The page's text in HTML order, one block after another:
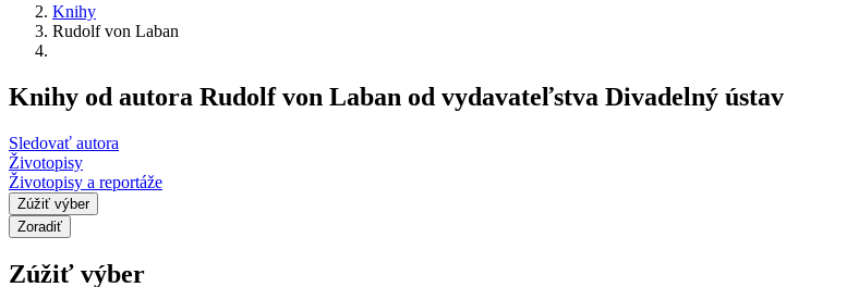
Knihy
Rudolf von Laban
Knihy od autora Rudolf von Laban od vydavateľstva Divadelný ústav
Sledovať autora
Životopisy
Životopisy a reportáže
Zúžiť výber
Zoradiť
Zúžiť výber